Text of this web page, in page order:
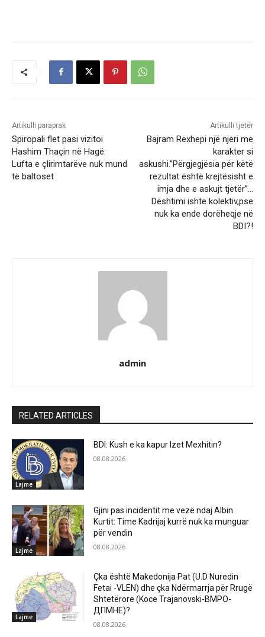
Artikulli paraprak
Spiropali flet pasi vizitoi
Hashim Thaçin në Hagë:
Lufta e çlirimtarëve nuk mund
të baltoset
Artikulli tjetër
Bajram Rexhepi një njeri me
karakter si
askushi.”Përgjegjësia për këtë
rezultat është krejtësisht e
imja dhe e askujt tjetër”…
Dështimi ishte kolektiv,pse
nuk ka ende dorëheqje në
BDI?!
admin
RELATED ARTICLES
Lajme
BDI: Kush e ka kapur Izet Mexhitin?
08.08.2026
Lajme
Gjini pas incidentit me vezë ndaj Albin
Kurtit: Time Kadrijaj kurrë nuk ka munguar
për vendin
08.08.2026
Lajme
Çka është Makedonija Pat (U.D Nuredin
Fetai -VLEN) dhe çka Ndërmarrja për Rrugë
Shtetërore (Koce Trajanovski-ВМРО-
ДПМНЕ)?
08.08.2026